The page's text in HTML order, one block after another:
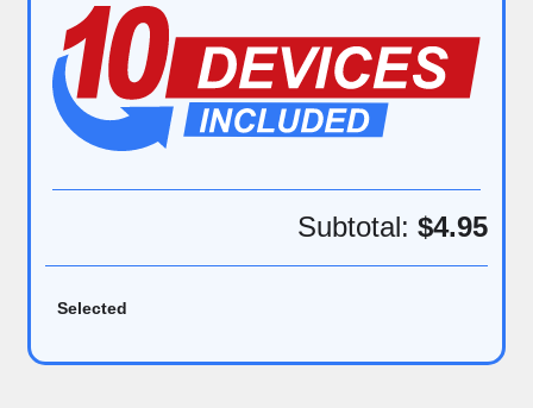
Selected
Subtotal: $4.95